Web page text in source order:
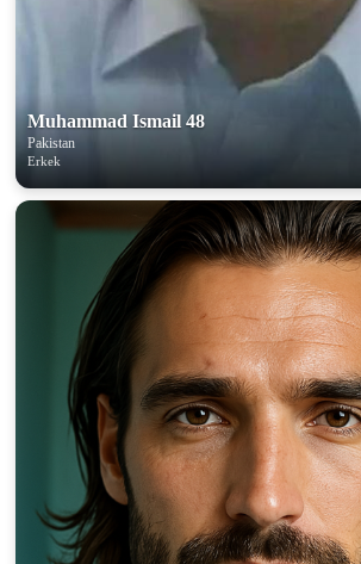
Muhammad Ismail 48
Pakistan
Erkek